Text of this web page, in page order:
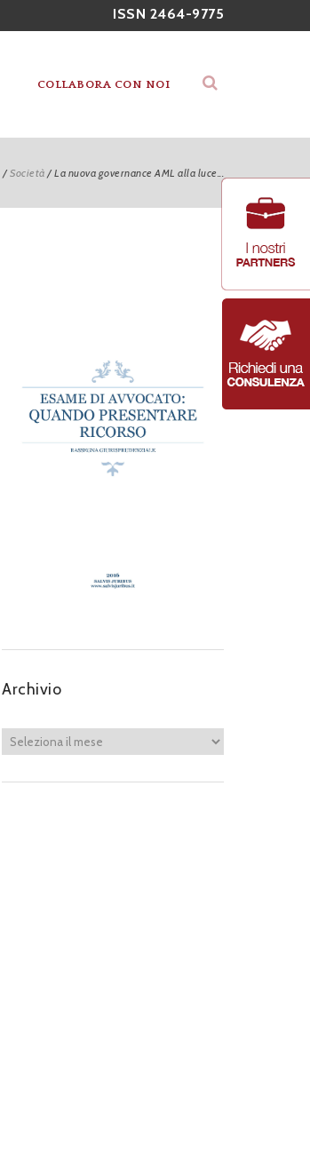
ISSN 2464-9775
COLLABORA CON NOI
/Società /La nuova governance AML alla luce...
Archivio